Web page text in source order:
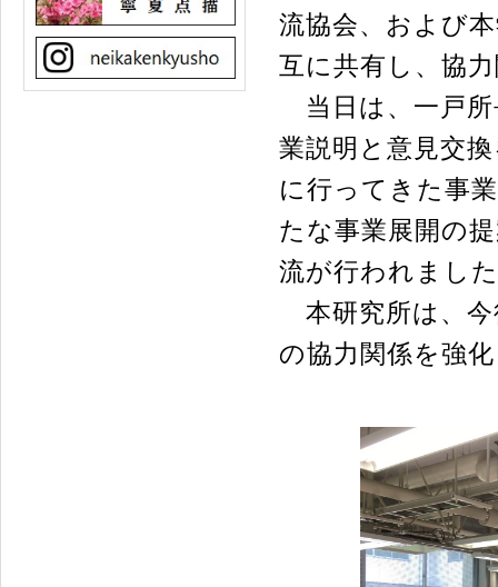
流協会、および
互に共有し、協
当日は、一戸所
業説明と意見交
に行ってきた事
たな事業展開の
流が行われまし
本研究所は、今
の協力関係を強